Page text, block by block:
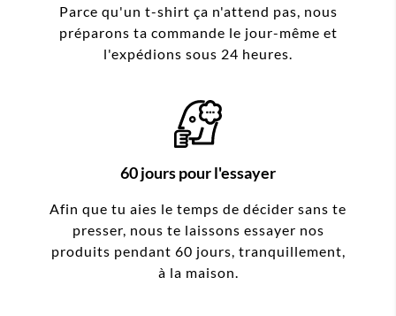
Parce qu'un t-shirt ça n'attend pas, nous
préparons ta commande le jour-même et
l'expédions sous 24 heures.
60 jours pour l'essayer
Afin que tu aies le temps de décider sans te
presser, nous te laissons essayer nos
produits pendant 60 jours, tranquillement,
à la maison.